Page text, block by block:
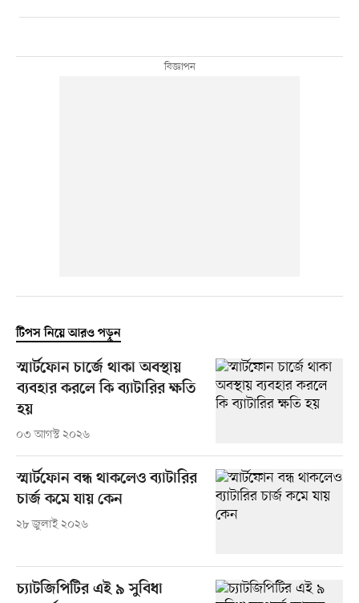
টিপস নিয়ে আরও পড়ুন
স্মার্টফোন চার্জে থাকা অবস্থায়
ব্যবহার করলে কি ব্যাটারির ক্ষতি
হয়
০৩ আগস্ট ২০২৬
স্মার্টফোন বন্ধ থাকলেও ব্যাটারির
চার্জ কমে যায় কেন
২৮ জুলাই ২০২৬
চ্যাটজিপিটির এই ৯ সুবিধা